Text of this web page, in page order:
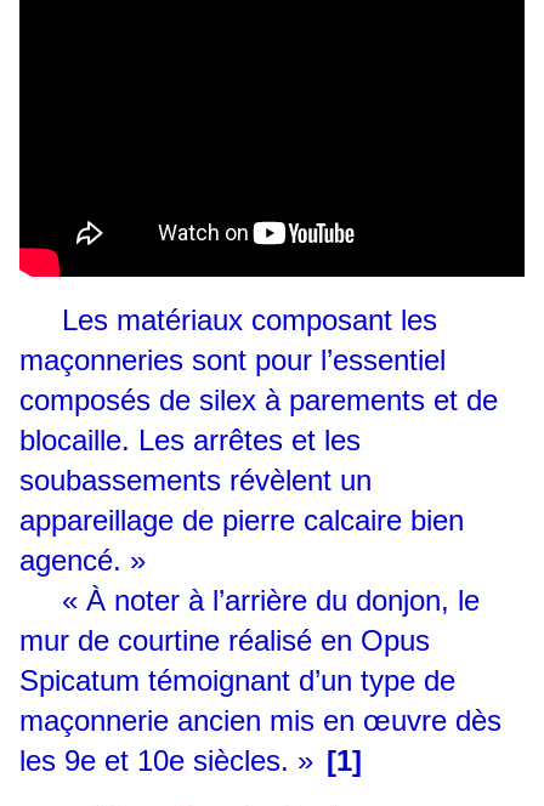
Les matériaux composant les
maçonneries sont pour l’essentiel
composés de silex à parements et de
blocaille. Les arrêtes et les
soubassements révèlent un
appareillage de pierre calcaire bien
agencé. »
« À noter à l’arrière du donjon, le
mur de courtine réalisé en Opus
Spicatum témoignant d’un type de
maçonnerie ancien mis en œuvre dès
les 9e et 10e siècles. » [1]